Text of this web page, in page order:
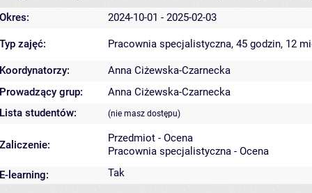
Okres: 2024-10-01 - 2025-02-03
Typ zajęć: Pracownia specjalistyczna, 45 godzin, 12
Koordynatorzy:
Anna Ciżewska-Czarnecka
Prowadzący grup:
Anna Ciżewska-Czarnecka
Lista studentów:
(nie masz dostępu)
Zaliczenie:
Przedmiot - Ocena
Pracownia specjalistyczna - Ocena
E-learning:
Tak